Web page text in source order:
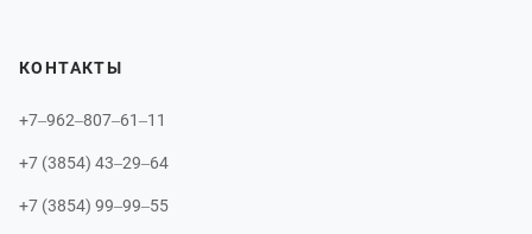
КОНТАКТЫ
+7‒962‒807‒61‒11
+7 (3854) 43‒29‒64
+7 (3854) 99‒99‒55